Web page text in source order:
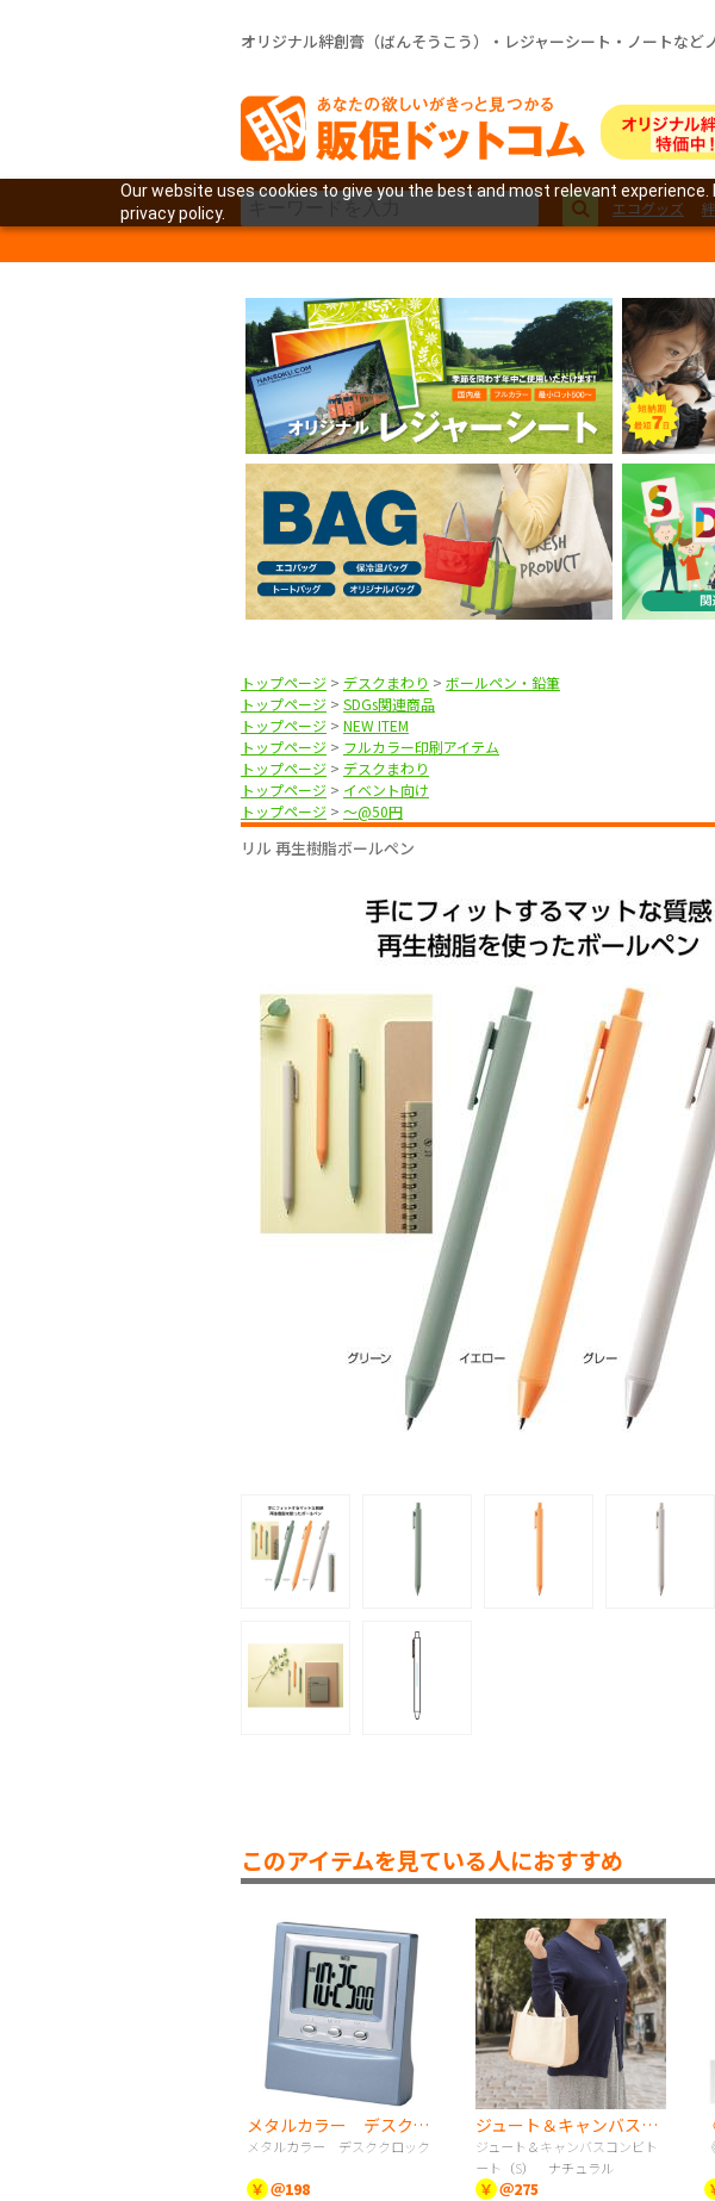
Our website uses cookies to give you the best and most relevant
privacy policy.
オリジナル絆創膏（ばんそうこう）・レジャーシート・ノートなど
エコグッズ
トップページ > デスクまわり > ボールペン・鉛筆
トップページ > SDGs関連商品
トップページ > NEW ITEM
トップページ > フルカラー印刷アイテム
トップページ > デスクまわり
トップページ > イベント向け
トップページ > 〜@50円
リル 再生樹脂ボールペン
このアイテムを見ている人におすすめ
メタルカラー デスククロック
メタルカラー デスククロック
￥ ＠198
ジュート＆キャンバスコンビトート（S） ナチュラル
ジュート＆キャンバスコンビト
ート（S） ナチュラル
￥ ＠275